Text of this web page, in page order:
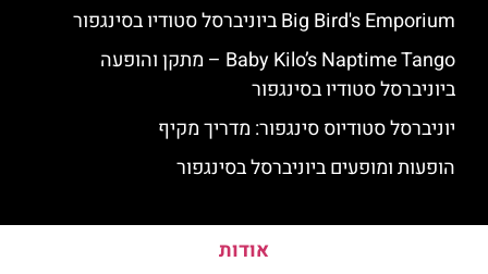
Big Bird's Emporium ביוניברסל סטודיו בסינגפור
Baby Kilo’s Naptime Tango – מתקן והופעה
ביוניברסל סטודיו בסינגפור
יוניברסל סטודיוס סינגפור: מדריך מקיף
הופעות ומופעים ביוניברסל בסינגפור
אודות